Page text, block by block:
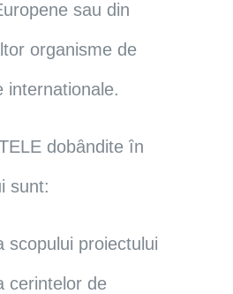
sau din
organisme de
internationale.
dobȃndite ȋn
sunt:
scopului proiectului
cerintelor de